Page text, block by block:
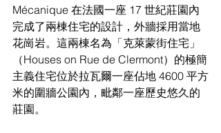
Mécanique 在法國一座 17 世紀莊園內
完成了兩棟住宅的設計，外牆採用當地
花崗岩。這兩棟名為「克萊蒙街住宅」
（Houses on Rue de Clermont）的極簡
主義住宅位於拉瓦爾一座佔地 4600 平方
米的圍牆公園內，毗鄰一座歷史悠久的
莊園。